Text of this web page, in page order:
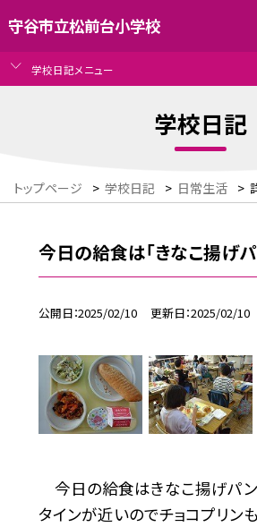
守谷市立松前台小学校
学校日記メニュー
学校日記
トップページ > 学校日記 > 日常生活 >
今日の給食は「きなこ揚げパ
公開日 2025/02/10 更新日 2025/02/10
今日の給食はきなこ揚げパン
タインが近いのでチョコプリン